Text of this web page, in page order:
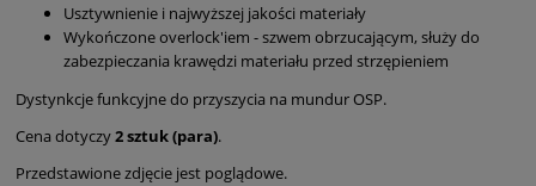
Usztywnienie i najwyższej jakości materiały
Wykończone overlock'iem - szwem obrzucającym, służy do
zabezpieczania krawędzi materiału przed strzępieniem
Dystynkcje funkcyjne do przyszycia na mundur OSP.
Cena dotyczy2 sztuk (para).
Przedstawione zdjęcie jest poglądowe.